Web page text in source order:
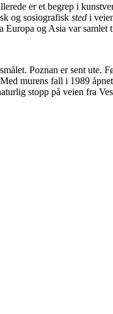
er et begrep i
og sosiografisk sted i
og Asia var
Poznan er sent
murens fall i 1989
stopp på veien fra